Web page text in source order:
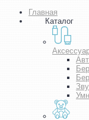
Главная
Каталог